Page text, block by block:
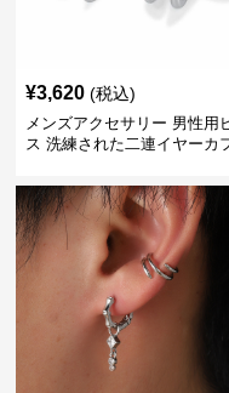
¥3,620 (税込)
メンズアクセサリー 男性用
ス 洗練された二連イヤーカ